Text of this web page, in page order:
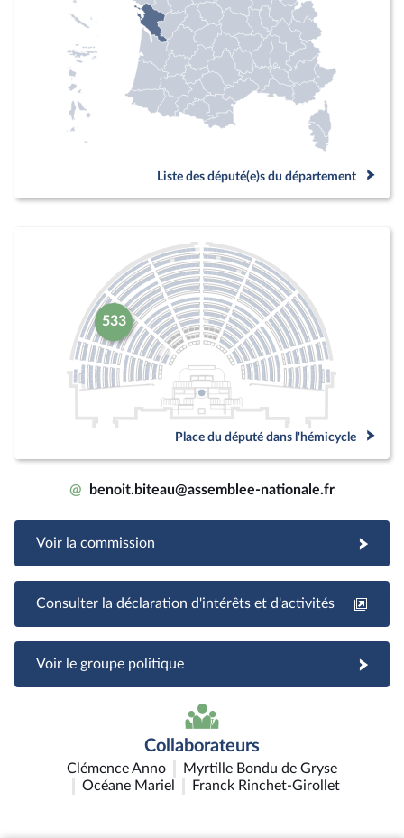
Liste des député(e)s du département
533
Place du député dans l'hémicycle
@ benoit.biteau@assemblee-nationale.fr
Voir la commission
Consulter la déclaration d'intérêts et d'activités
Voir le groupe politique
Collaborateurs
Clémence Anno
Myrtille Bondu de Gryse
Océane Mariel
Franck Rinchet-Girollet